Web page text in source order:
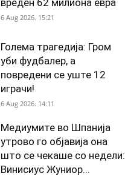
вреден 62 милиона евра
6 Aug 2026. 15:21
Голема трагедија: Гром
уби фудбалер, а
повредени се уште 12
играчи!
6 Aug 2026. 14:11
Медиумите во Шпанија
утрово го објавија она
што се чекаше со недели:
Винисиус Жуниор...